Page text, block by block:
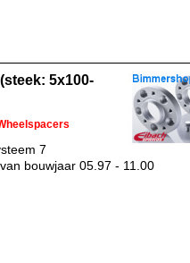
5x100-
7
bouwjaar 05.97 - 11.00